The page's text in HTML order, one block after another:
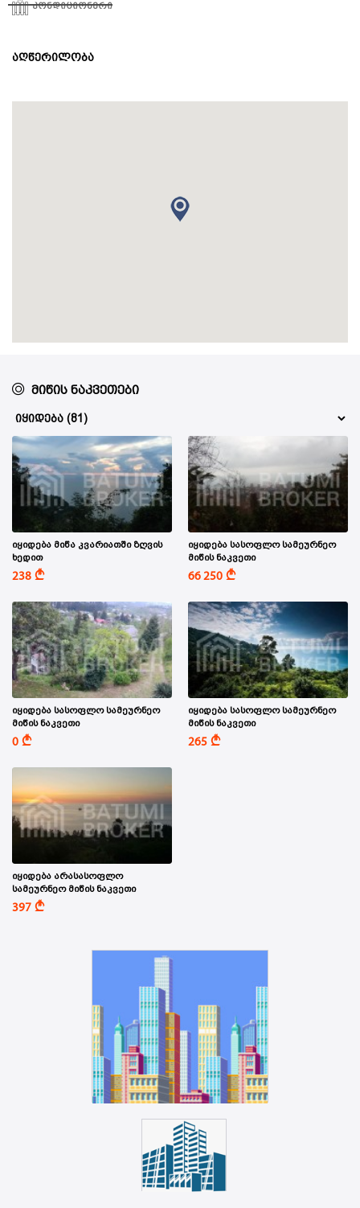
კონდიციონერი
აღწერილობა
მიწის ნაკვეთები
იყიდება მიწა კვარიათში ზღვის
ხედით
238 A
იყიდება სასოფლო სამეურნეო
მიწის ნაკვეთი
66 250 A
იყიდება სასოფლო სამეურნეო
მიწის ნაკვეთი
0 A
იყიდება სასოფლო სამეურნეო
მიწის ნაკვეთი
265 A
იყიდება არასასოფლო
სამეურნეო მიწის ნაკვეთი
397 A